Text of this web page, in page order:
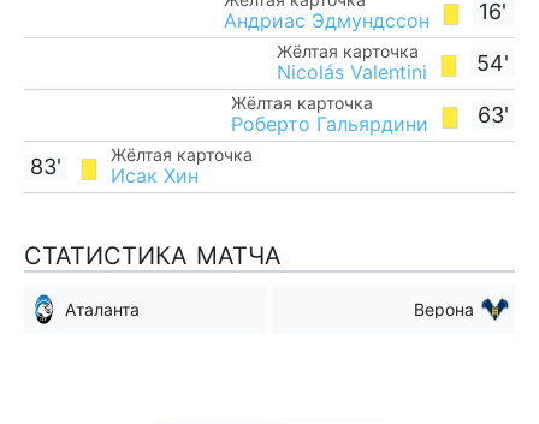
16'
Андриас Эдмундссон
54'
Жёлтая карточка
Nicolás Valentini
63'
Жёлтая карточка
Роберто Гальярдини
Жёлтая карточка
Исак Хин
83'
СТАТИСТИКА МАТЧА
Аталанта Верона